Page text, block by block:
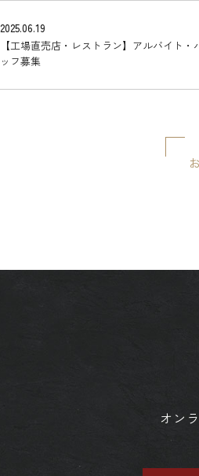
2025.06.19
【工場直売店・レストラン】アルバイト・
ッフ募集
オン